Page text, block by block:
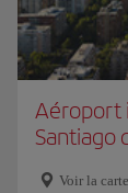
Aéroport
Santiago
Voir la